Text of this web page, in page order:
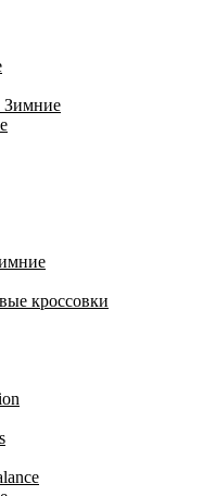
Зимние
кроссовки